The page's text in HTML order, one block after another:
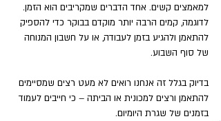
למאמצים קשים. אחד הדברים שמקריבים הוא הזמן.
לדוגמה, קמים הרבה יותר מוקדם בבוקר כדי להספיק
להתאמן ולהגיע בזמן לעבודה, או על חשבון המנוחה
של סוף השבוע.
בדיוק בגלל זה אנחנו רואים לא מעט רצים שמסיימים
להתאמן ורצים למכונית או הביתה – כי חייבים לעמוד
בזמנים של שגרת היומיום.